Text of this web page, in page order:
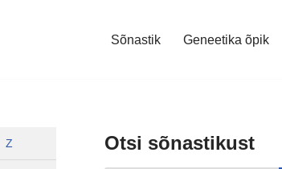
Sõnastik Geneetika õpik
Z Otsi sõnastikust